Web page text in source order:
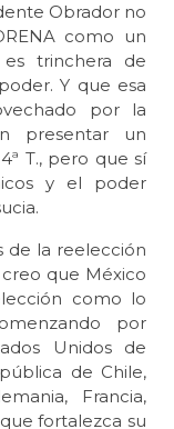
Obrador no
como un
trinchera de
Y que esa
por la
presentar un
T., pero que sí
y el poder
de la reelección
que México
como lo
por
Unidos de
de Chile,
Francia,
fortalezca su